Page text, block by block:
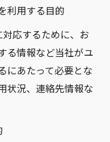
利用する目的
応するために、お
る情報など当社がユ
にあたって必要とな
状況、連絡先情報な